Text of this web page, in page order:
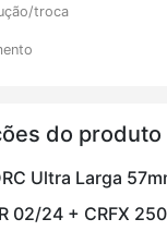
troca
do produto
Ultra Larga
02/24 + CRFX